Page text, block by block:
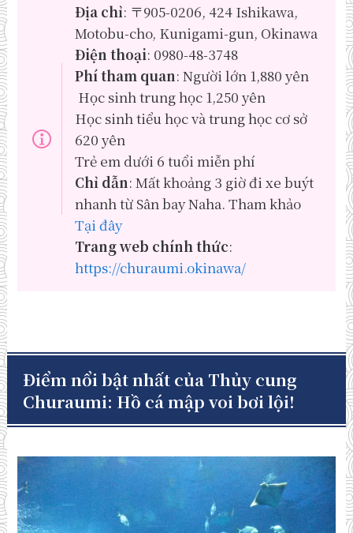
Địa chỉ: 〒905-0206, 424 Ishikawa,
Motobu-cho, Kunigami-gun, Okinawa
Điện thoại: 0980-48-3748
Phí tham quan: Người lớn 1,880 yên
Học sinh trung học 1,250 yên
Học sinh tiểu học và trung học cơ sở
620 yên
Trẻ em dưới 6 tuổi miễn phí
Chỉ dẫn: Mất khoảng 3 giờ đi xe buýt
nhanh từ Sân bay Naha. Tham khảo
Tại đây
Trang web chính thức:
https://churaumi.okinawa/
Điểm nổi bật nhất của Thủy cung
Churaumi: Hồ cá mập voi bơi lội!